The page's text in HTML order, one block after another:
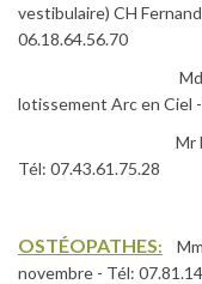
vestibulaire) CH
06.18.64.56.70
Mds Faye
lotissement Arc en Ciel
Mr
Tél: 07.43.61.75.28
OSTÉOPATHES:
novembre - Tél: